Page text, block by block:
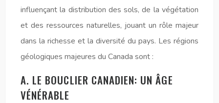
influençant la distribution des sols, de la végétation
et des ressources naturelles, jouant un rôle majeur
dans la richesse et la diversité du pays. Les régions
géologiques majeures du Canada sont :
A. LE BOUCLIER CANADIEN: UN ÂGE
VÉNÉRABLE